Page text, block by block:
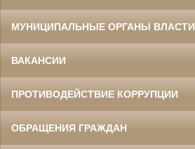
МУНИЦИПАЛЬНЫЕ ОРГАНЫ ВЛАСТИ
ВАКАНСИИ
ПРОТИВОДЕЙСТВИЕ КОРРУПЦИИ
ОБРАЩЕНИЯ ГРАЖДАН